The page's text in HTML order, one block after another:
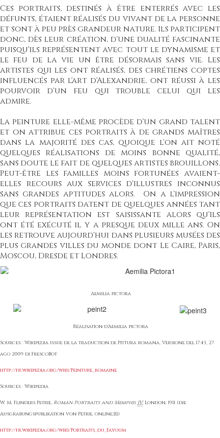
Ces portraits, destinés à être enterrés avec les
défunts, étaient réalisés du vivant de la personne
et sont à peu près grandeur nature. Ils participent
donc, dès leur création, d'une dualité fascinante
puisqu'ils représentent avec tout le dynamisme et
le feu de la vie un être désormais sans vie. Les
artistes qui les ont réalisés, des chrétiens coptes
influencés par l'art d'Alexandrie, ont réussi à les
pourvoir d'un feu qui trouble celui qui les
admire.
La peinture elle-même procède d'un grand talent
et on attribue ces portraits à de grands maîtres
dans la majorité des cas, quoique l'on ait noté
quelques réalisations de moins bonne qualité,
sans doute le fait de quelques artistes brouillons.
Peut-être les familles moins fortunées avaient-
elles recours aux services d'illustres inconnus
sans grandes aptitudes alors. On a l'impression
que ces portraits datent de quelques années tant
leur représentation est saisissante alors qu'ils
ont été exécuté il y a presque deux mille ans. On
les retrouve aujourd'hui dans plusieurs musées des
plus grandes villes du monde dont Le Caire, Paris,
Moscou, Dresde et Londres.
Aemilia pictora
Réalisation d'Aemilia pictora
Sources : Wikipedia issue de la traduction de Pittura romana, Versione del 17:43, 27
ago 2009 di FrescoBot
http://fr.wikipedia.org/wiki/Peinture_romaine
Sources : Wikipedia
W. M. Flinders Petrie, Roman Portraits and Memphis IV, London, 1911 (die
Ausgrabungspublikation von Petrie, online:[1])
http://fr.wikipedia.org/wiki/Portraits_du_Fayoum